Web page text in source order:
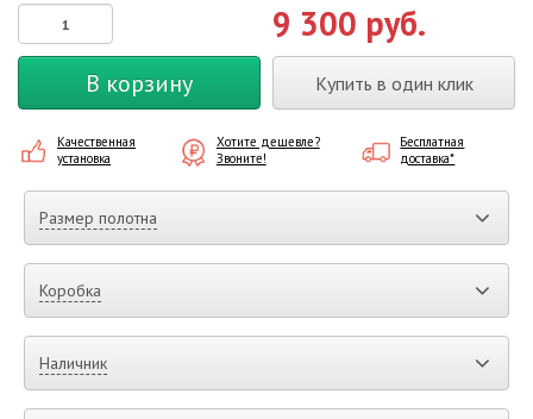
9 300 руб.
В корзину Купить в один клик
Качественная
установка
Хотите дешевле?
Звоните!
Бесплатная
доставка*
Размер полотна
Коробка
Наличник